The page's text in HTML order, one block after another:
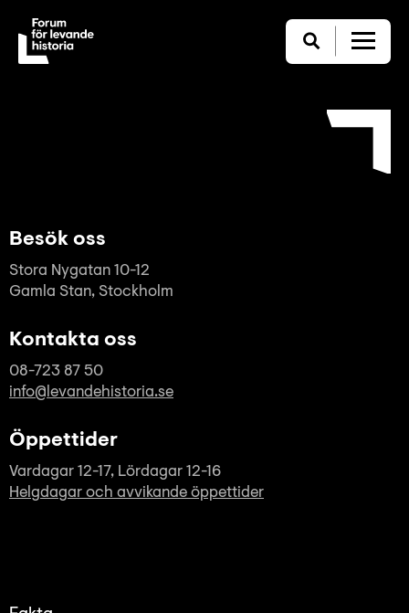
Besök oss
Stora Nygatan 10-12
Gamla Stan, Stockholm
Kontakta oss
08-723 87 50
info@levandehistoria.se
Öppettider
Vardagar 12-17, Lördagar 12-16
Helgdagar och avvikande öppettider